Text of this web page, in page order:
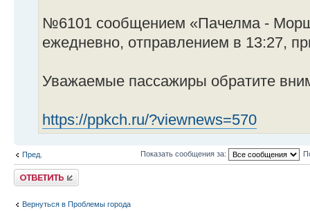
№6101 сообщением «Пачелма -
ежедневно, отправлением в 13:27,
Уважаемые пассажиры обратите
https://ppkch.ru/?viewnews=570
Пред. Показать сообщения за:
Ответить
Вернуться в Проблемы города